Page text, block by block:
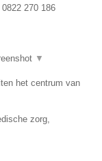
0822 270 186
▼
het centrum van
zorg,